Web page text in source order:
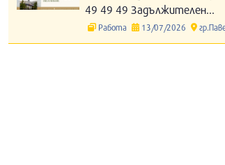
49 49 49 Задължителен...
Работа 13/07/2026